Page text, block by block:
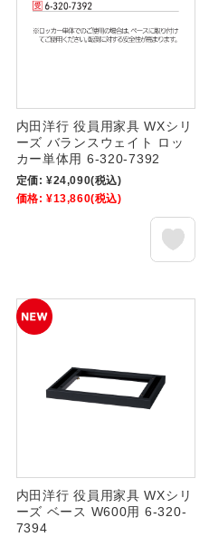
内田洋行 役員用家具 WXシリ
ーズ バランスウェイト ロッ
カー単体用 6-320-7392
定価: ¥24,090(税込)
価格: ¥13,860(税込)
内田洋行 役員用家具 WXシリ
ーズ ベース W600用 6-320-
7394